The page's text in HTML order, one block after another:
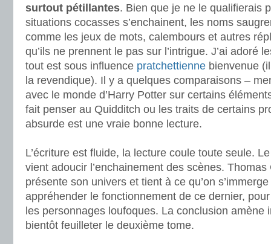
surtout pétillantes. Bien que je ne le qualifierais
situations cocasses s’enchainent, les noms
comme les jeux de mots, calembours et autres
qu’ils ne prennent le pas sur l’intrigue. J’ai adoré
tout est sous influence pratchettienne bienvenue
la revendique). Il y a quelques comparaisons –
avec le monde d’Harry Potter sur certains
fait penser au Quidditch ou les traits de certains
absurde est une vraie bonne lecture.
L’écriture est fluide, la lecture coule toute seule.
vient adoucir l’enchainement des scènes.
présente son univers et tient à ce qu’on
appréhender le fonctionnement de ce dernier,
les personnages loufoques. La conclusion amène
bientôt feuilleter le deuxième tome.